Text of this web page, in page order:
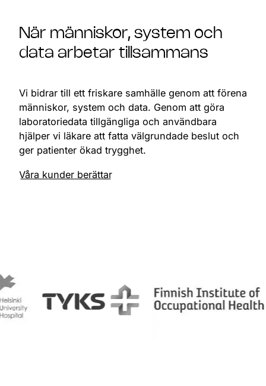
När människor, system och
data arbetar tillsammans
Vi bidrar till ett friskare samhälle genom att förena
människor, system och data. Genom att göra
laboratoriedata tillgängliga och användbara
hjälper vi läkare att fatta välgrundade beslut och
ger patienter ökad trygghet.
Våra kunder berättar